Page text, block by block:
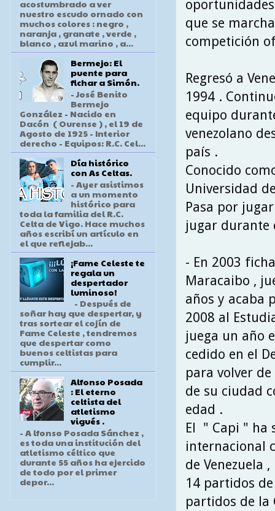
que se
competición
Regresó a
1994 .
equipo
venezolano
país .
Conocido
Universidad
Pasa por
jugar durante
- En 2003
Maracaibo ,
años y acaba
2008 al
juega un año
cedido en el
para volver
de su ciudad
edad .
El " Capi " ha
internacional
de Venezuela
14 partidos
partidos de la
acostumbrado a ver
nuestro escudo ornado con
muchos colores : negro ,
naranja , granate , verde ,
blanco , azul marino , a...
Bermejo: El
puente para
fichar a Simón.
- José Benito
Bermejo
González - Nacido en
Dacón ( Ourense ) , el 19 de
Agosto de 1925 - Interior
derecho - Equipos: R.C. Cel...
Día histórico
con As Celtas.
- Ayer asistimos
a un momento
histórico para
toda la familia del R.C.
Celta de Vigo. Hace muchos
años escribí un artículo en
el que reflejab...
¡Fame Celeste te
regala un
despertador
luminoso!
- Después de
soñar hay que despertar, y
tras sortear el cojín de
Fame Celeste , tendremos
que despertar como
buenos celtistas para
cumplir...
Alfonso Posada
: El eterno
celtista del
atletismo
vigués .
- A lfonso Posada Sánchez ,
es toda una institución del
atletismo céltico que
durante 55 años ha ejercido
de todo por el primer
depor...